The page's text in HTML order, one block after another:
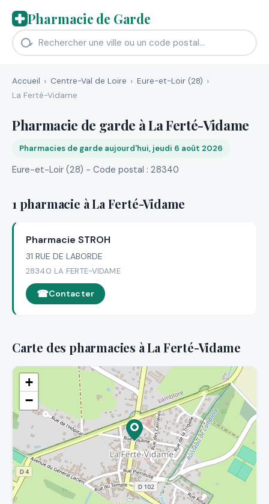
Pharmacie de Garde
Accueil Centre-Val de Loire
Eure-et-Loir (28)
La Ferté-Vidame
Pharmacie de garde à La Ferté-Vidame
Pharmacies de garde aujourd'hui, jeudi 6 août 2026
Eure-et-Loir (28) - Code postal : 28340
1 pharmacie à La Ferté-Vidame
Pharmacie STROH
31 RUE DE LABORDE
28340 LA FERTE-VIDAME
Contacter
Carte des pharmacies à La Ferté-Vidame
+
−